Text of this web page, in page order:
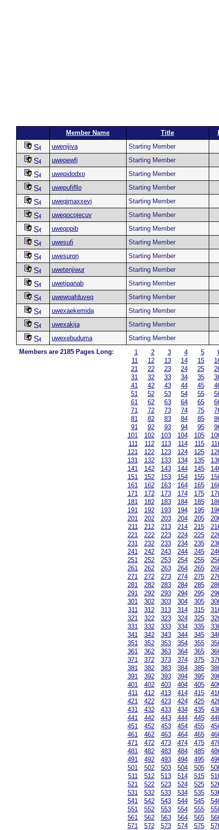
Member Name Title
uwenijiva
Starting Member
uwepewfi
Starting Member
uwepidodxo
Starting Member
uwepufifllo
Starting Member
uweqimaxxevi
Starting Member
uweqocojecuv
Starting Member
uweqopib
Starting Member
uwesufi
Starting Member
uwesuron
Starting Member
uwetenjiwur
Starting Member
uwetipanab
Starting Member
uwewoafduveq
Starting Member
uwexaekemida
Starting Member
uwexakija
Starting Member
uwexebuduma
Starting Member
Members are 2185 Pages Long:
1 2 3 4 5
11
12 13 14 15
21
22 23 24 25
31
32 33 34 35
41
42 43 44 45
51
52 53 54 55
61
62 63 64 65
71
72 73 74 75
81
82 83 84 85
91
92 93 94 95
101
102 103 104 105
111
112 113 114 115
121
122 123 124 125
131
132 133 134 135
141
142 143 144 145
151
152 153 154 155
161
162 163 164 165
171
172 173 174 175
181
182 183 184 185
191
192 193 194 195
201
202 203 204 205
211
212 213 214 215
221
222 223 224 225
231
232 233 234 235
241
242 243 244 245
251
252 253 254 255
261
262 263 264 265
271
272 273 274 275
281
282 283 284 285
291
292 293 294 295
301
302 303 304 305
311
312 313 314 315
321
322 323 324 325
331
332 333 334 335
341
342 343 344 345
351
352 353 354 355
361
362 363 364 365
371
372 373 374 375
381
382 383 384 385
391
392 393 394 395
401
402 403 404 405
411
412 413 414 415
421
422 423 424 425
431
432 433 434 435
441
442 443 444 445
451
452 453 454 455
461
462 463 464 465
471
472 473 474 475
481
482 483 484 485
491
492 493 494 495
501
502 503 504 505
511
512 513 514 515
521
522 523 524 525
531
532 533 534 535
541
542 543 544 545
551
552 553 554 555
561
562 563 564 565
571
572 573 574 575